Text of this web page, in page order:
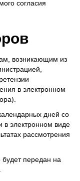
согласия
возникающим из
в электронном
дней со
в электронном виде
рассмотрения
передан на